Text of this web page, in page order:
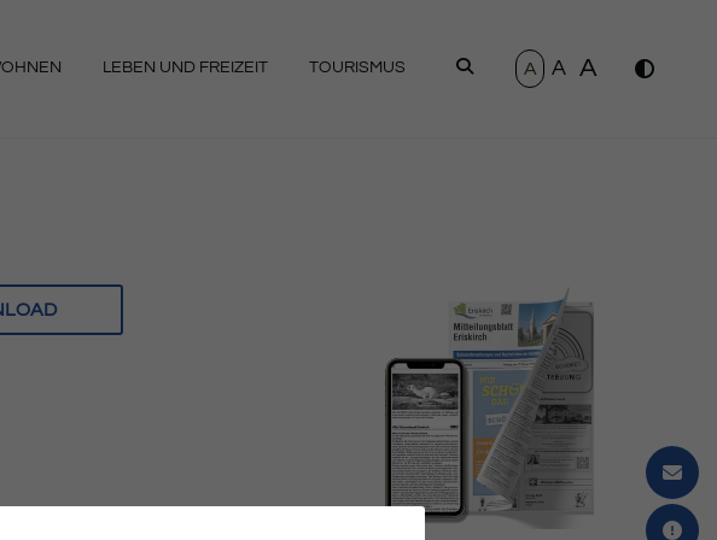
LEBEN UND FREIZEIT TOURISMUS SUCHEN
A A A